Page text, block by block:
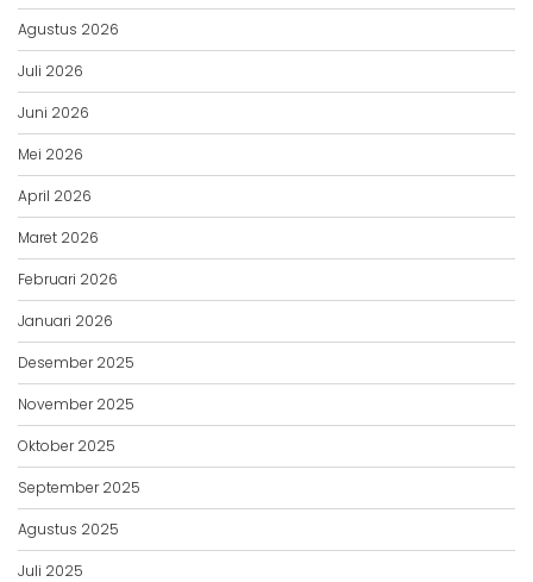
Agustus 2026
Juli 2026
Juni 2026
Mei 2026
April 2026
Maret 2026
Februari 2026
Januari 2026
Desember 2025
November 2025
Oktober 2025
September 2025
Agustus 2025
Juli 2025